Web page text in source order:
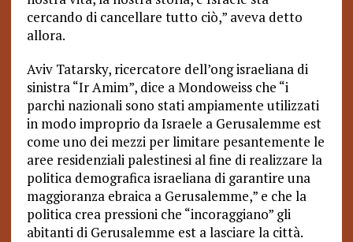
cercando di cancellare tutto ciò,” aveva detto
allora.
Aviv Tatarsky, ricercatore dell’ong israeliana di
sinistra “Ir Amim”, dice a Mondoweiss che “i
parchi nazionali sono stati ampiamente utilizzati
in modo improprio da Israele a Gerusalemme est
come uno dei mezzi per limitare pesantemente le
aree residenziali palestinesi al fine di realizzare la
politica demografica israeliana di garantire una
maggioranza ebraica a Gerusalemme,” e che la
politica crea pressioni che “incoraggiano” gli
abitanti di Gerusalemme est a lasciare la città.